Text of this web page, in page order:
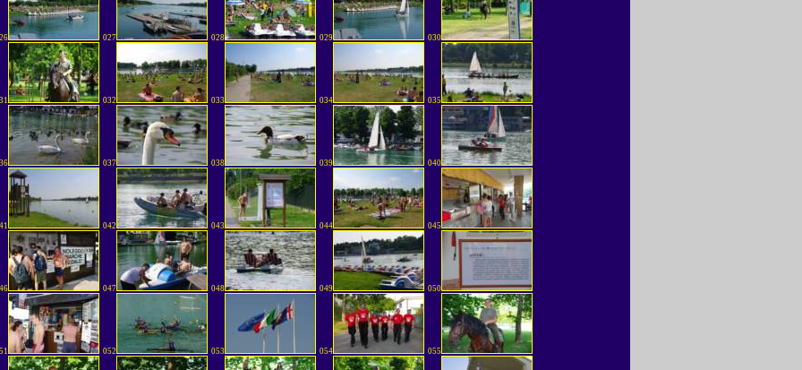
027 028 029 030
032 033 034 035
037 038 039 040
042 043 044 045
047 048 049 050
052 053 054 055